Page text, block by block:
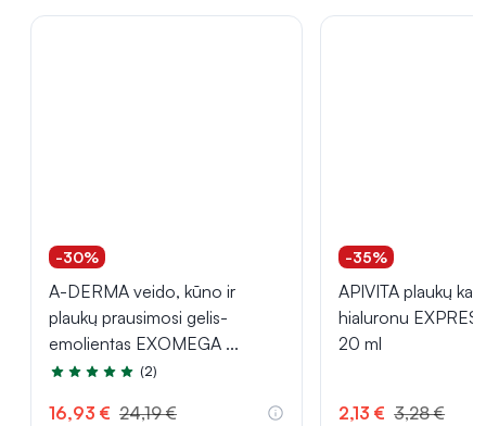
-30%
A-DERMA veido, kūno ir
plaukų prausimosi gelis-
emolientas EXOMEGA ...
Įvertinimas 5.0 iš 5
(2)
16,93 € 24,19 €
-35%
APIVITA plaukų
hialuronu
20 ml
2,13 € 3,28 €